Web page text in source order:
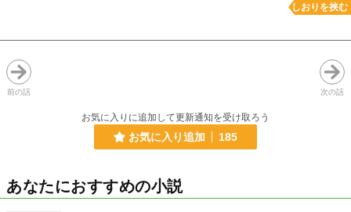
しおりを挟む
前の話 次の話
お気に入りに追加して更新通知を受け取ろう
お気に入り追加 185
あなたにおすすめの小説